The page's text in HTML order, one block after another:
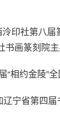
印社第八
书画篆刻院主
“相约金陵”
宁省第四